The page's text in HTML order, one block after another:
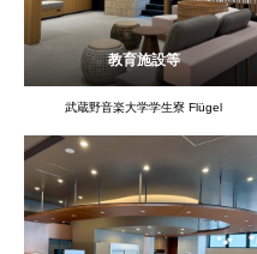
教育施設等
武蔵野音楽大学学生寮 Flügel